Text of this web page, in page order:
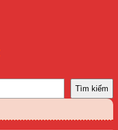
Tìm kiếm